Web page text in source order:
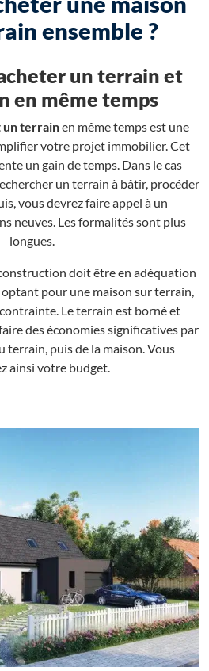
ensemble ?
un terrain et
en même temps
un terrainen même temps est une
votre projet immobilier. Cet
un gain de temps. Dans le cas
un terrain à bâtir, procéder
vous devrez faire appel à un
neuves. Les formalités sont plus
longues.
doit être en adéquation
pour une maison sur terrain,
Le terrain est borné et
des économies significatives par
terrain, puis de la maison. Vous
ainsi votre budget.